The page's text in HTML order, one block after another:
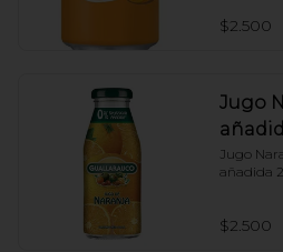
$2.500
Jugo
Jugo
añadida
$2.500